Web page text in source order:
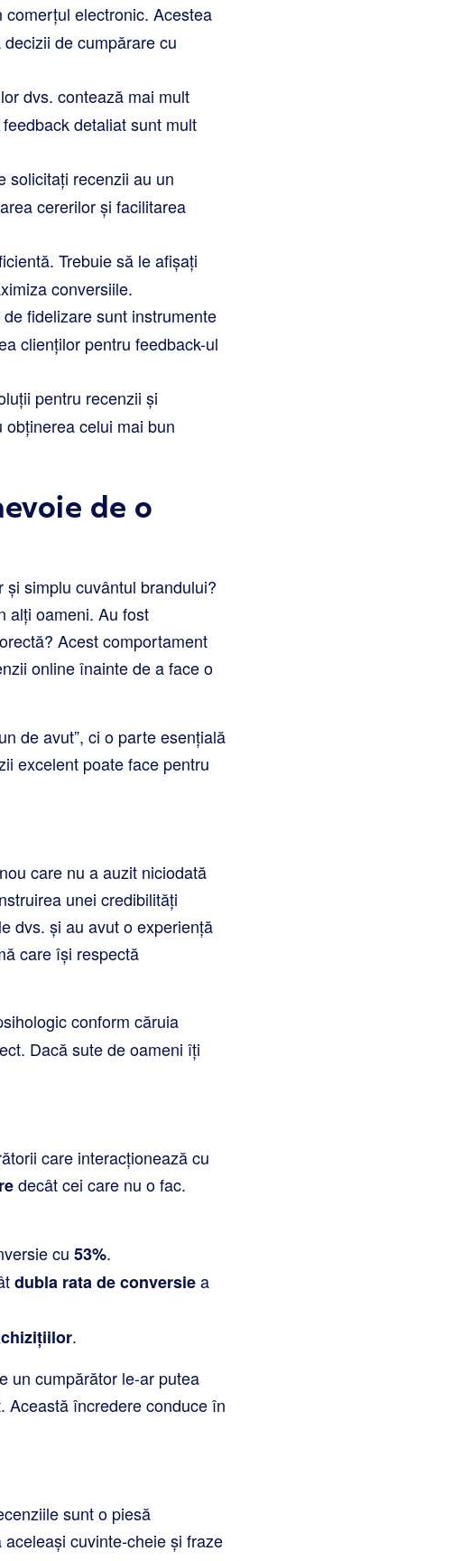
electronic. Acestea
de cumpărare cu
dvs. contează mai mult
detaliat sunt mult
solicitați recenzii au un
cererilor și facilitarea
Trebuie să le afișați
conversiile.
fidelizare sunt instrumente
clienților pentru feedback-ul
pentru recenzii și
celui mai bun
de o
simplu cuvântul brandului?
alți oameni. Au fost
Acest comportament
online înainte de a face o
de avut”, ci o parte esențială
excelent poate face pentru
care nu a auzit niciodată
unei credibilități
dvs. și au avut o experiență
care își respectă
conform căruia
Dacă sute de oameni îți
care interacționează cu
decât cei care nu o fac.
cu 53%.
dubla rata de conversiea
.
un cumpărător le-ar putea
Această încredere conduce în
sunt o piesă
cuvinte-cheie și fraze